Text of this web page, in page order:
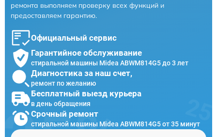
ремонта выполняем проверку всех функций и
предоставляем гарантию.
Официальный сервис
Гарантийное обслуживание
стиральной машины Midea ABWM814G5 до 3 лет
Диагностика за наш счет,
ремонт по желанию
Бесплатный выезд курьера
в день обращения
Срочный ремонт
стиральной машины Midea ABWM814G5 от 35 минут